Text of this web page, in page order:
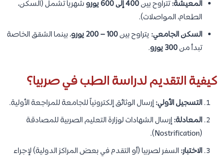
المعيشة:تتراوح بين400 إلى 600 يورو
شهرياً تشمل (السكن،
الطعام، المواصلات).
السكن الجامعي: يتراوح بين100 – 200 يورو
، بينما الشقق الخاصة
تبدأ من300 يورو .
كيفية التقديم لدراسة الطب في صربيا؟
التسجيل الأولي:إرسال الوثائق إلكترونياً للجامعة للمراجعة الأولية.
المعادلة:إرسال الشهادات لوزارة التعليم الصربية للمصادقة
(Nostrification).
الاختبار: السفر لصربيا (أو التقدم في بعض المراكز الدولية) لإجراء